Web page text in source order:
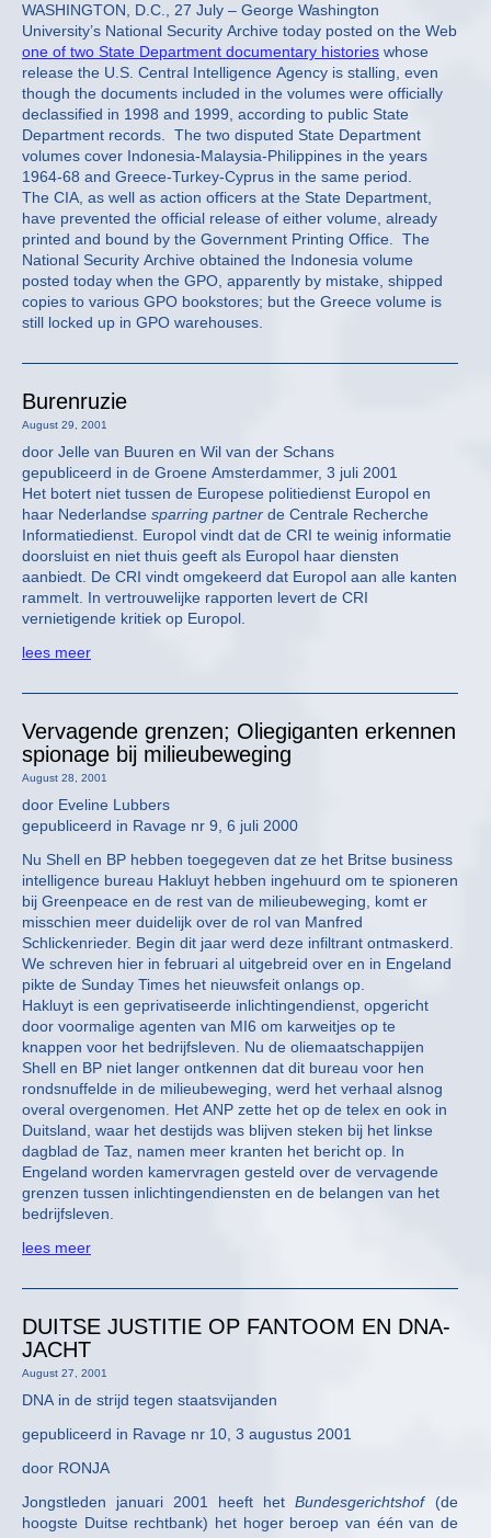
WASHINGTON, D.C., 27 July – George Washington
University’s National Security Archive today posted on the Web
one of two State Department documentary histories whose
release the U.S. Central Intelligence Agency is stalling, even
though the documents included in the volumes were officially
declassified in 1998 and 1999, according to public State
Department records. The two disputed State Department
volumes cover Indonesia-Malaysia-Philippines in the years
1964-68 and Greece-Turkey-Cyprus in the same period.
The CIA, as well as action officers at the State Department,
have prevented the official release of either volume, already
printed and bound by the Government Printing Office. The
National Security Archive obtained the Indonesia volume
posted today when the GPO, apparently by mistake, shipped
copies to various GPO bookstores; but the Greece volume is
still locked up in GPO warehouses.
Burenruzie
August 29, 2001
door Jelle van Buuren en Wil van der Schans
gepubliceerd in de Groene Amsterdammer, 3 juli 2001
Het botert niet tussen de Europese politiedienst Europol en
haar Nederlandse sparring partner de Centrale Recherche
Informatiedienst. Europol vindt dat de CRI te weinig informatie
doorsluist en niet thuis geeft als Europol haar diensten
aanbiedt. De CRI vindt omgekeerd dat Europol aan alle kanten
rammelt. In vertrouwelijke rapporten levert de CRI
vernietigende kritiek op Europol.
lees meer
Vervagende grenzen; Oliegiganten erkennen
spionage bij milieubeweging
August 28, 2001
door Eveline Lubbers
gepubliceerd in Ravage nr 9, 6 juli 2000
Nu Shell en BP hebben toegegeven dat ze het Britse business
intelligence bureau Hakluyt hebben ingehuurd om te spioneren
bij Greenpeace en de rest van de milieubeweging, komt er
misschien meer duidelijk over de rol van Manfred
Schlickenrieder. Begin dit jaar werd deze infiltrant ontmaskerd.
We schreven hier in februari al uitgebreid over en in Engeland
pikte de Sunday Times het nieuwsfeit onlangs op.
Hakluyt is een geprivatiseerde inlichtingendienst, opgericht
door voormalige agenten van MI6 om karweitjes op te
knappen voor het bedrijfsleven. Nu de oliemaatschappijen
Shell en BP niet langer ontkennen dat dit bureau voor hen
rondsnuffelde in de milieubeweging, werd het verhaal alsnog
overal overgenomen. Het ANP zette het op de telex en ook in
Duitsland, waar het destijds was blijven steken bij het linkse
dagblad de Taz, namen meer kranten het bericht op. In
Engeland worden kamervragen gesteld over de vervagende
grenzen tussen inlichtingendiensten en de belangen van het
bedrijfsleven.
lees meer
DUITSE JUSTITIE OP FANTOOM EN DNA-
JACHT
August 27, 2001
DNA in de strijd tegen staatsvijanden
gepubliceerd in Ravage nr 10, 3 augustus 2001
door RONJA
Jongstleden januari 2001 heeft het Bundesgerichtshof(de
hoogste Duitse rechtbank) het hoger beroep van één van de